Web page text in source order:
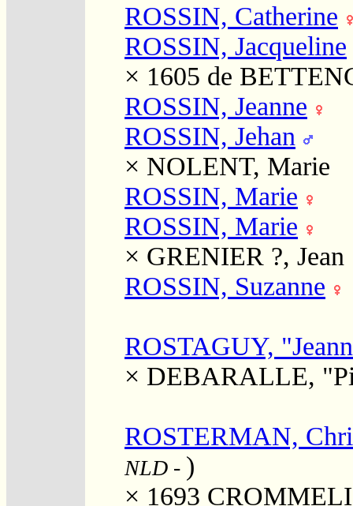
ROSSIN, Catherine
ROSSIN, Jacqueline
× 1605 de
ROSSIN, Jeanne
ROSSIN, Jehan
× NOLENT, Marie
ROSSIN, Marie
ROSSIN, Marie
× GRENIER ?, Jean
ROSSIN, Suzanne
ROSTAGUY,
× DEBARALLE,
ROSTERMAN,
NLD - )
× 1693